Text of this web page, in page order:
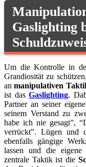
Gaslighting
Um die Kontrolle in
Grandiosität zu
anmanipulativen
ist das Gaslighting.
Partner an seiner
seinem Verstand zu
habe ich nie gesagt”,
verrückt”. Lügen und
ebenfalls gängige
lassen und die
zentrale Taktik ist die